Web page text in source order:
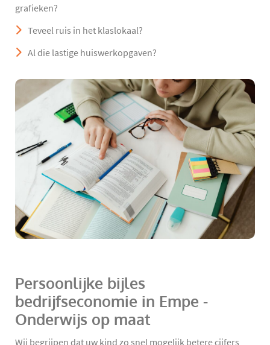
grafieken?
Teveel ruis in het klaslokaal?
Al die lastige huiswerkopgaven?
Persoonlijke bijles
bedrijfseconomie in Empe -
Onderwijs op maat
Wij begrijpen dat uw kind zo snel mogelijk betere cijfers